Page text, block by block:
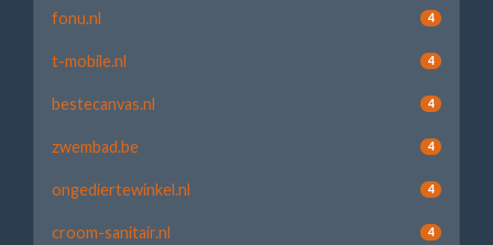
fonu.nl 4
t-mobile.nl 4
bestecanvas.nl 4
zwembad.be 4
ongediertewinkel.nl 4
croom-sanitair.nl 4